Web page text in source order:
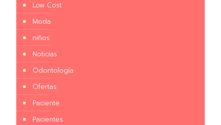
Low Cost
Moda
niños
Noticias
Odontología
Ofertas
Paciente
Pacientes